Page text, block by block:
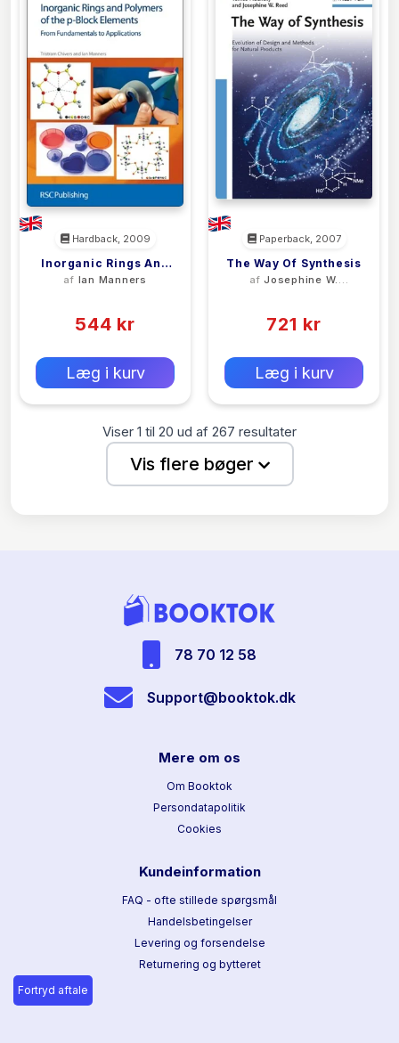
Hardback, 2009
Inorganic Rings And
Polymers Of The P-
af Ian Manners
544 kr
Læg i kurv
Paperback, 2007
The Way Of Synthesis
afJosephine W.
721 kr
Læg i kurv
Viser 1 til 20 ud af 267 resultater
Vis flere bøger
78 70 12 58
Support@booktok.dk
Mere om os
Om Booktok
Persondatapolitik
Cookies
Kundeinformation
FAQ - ofte stillede spørgsmål
Handelsbetingelser
Levering og forsendelse
Returnering og bytteret
Fortryd aftale